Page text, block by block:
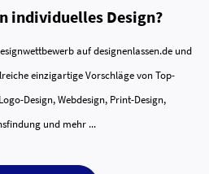
individuelles Design?
auf designenlassen.de und
einzigartige Vorschläge von Top-
Design, Webdesign, Print-Design,
und mehr ...